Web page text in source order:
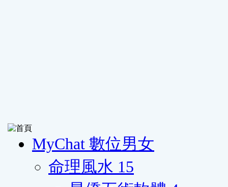
MyChat 數位男女
命理風水 15